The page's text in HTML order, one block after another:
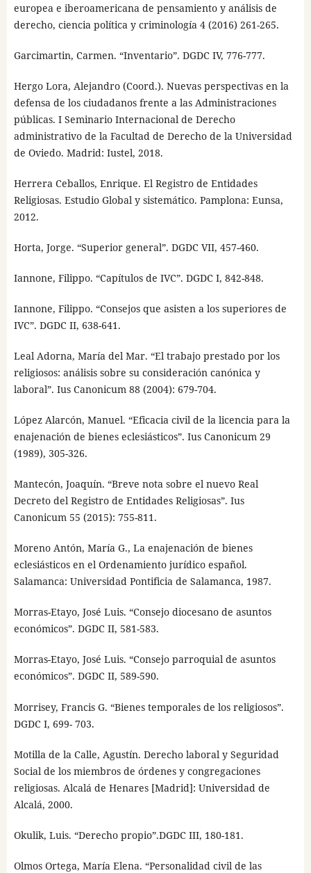
europea e iberoamericana de pensamiento y análisis de
derecho, ciencia política y criminología 4 (2016) 261-265.
Garcimartin, Carmen. “Inventario”. DGDC IV, 776-777.
Hergo Lora, Alejandro (Coord.). Nuevas perspectivas en la
defensa de los ciudadanos frente a las Administraciones
públicas. I Seminario Internacional de Derecho
administrativo de la Facultad de Derecho de la Universidad
de Oviedo. Madrid: Iustel, 2018.
Herrera Ceballos, Enrique. El Registro de Entidades
Religiosas. Estudio Global y sistemático. Pamplona: Eunsa,
2012.
Horta, Jorge. “Superior general”. DGDC VII, 457-460.
Iannone, Filippo. “Capítulos de IVC”. DGDC I, 842-848.
Iannone, Filippo. “Consejos que asisten a los superiores de
IVC”. DGDC II, 638-641.
Leal Adorna, María del Mar. “El trabajo prestado por los
religiosos: análisis sobre su consideración canónica y
laboral”. Ius Canonicum 88 (2004): 679-704.
López Alarcón, Manuel. “Eficacia civil de la licencia para la
enajenación de bienes eclesiásticos”. Ius Canonicum 29
(1989), 305-326.
Mantecón, Joaquín. “Breve nota sobre el nuevo Real
Decreto del Registro de Entidades Religiosas”. Ius
Canonicum 55 (2015): 755-811.
Moreno Antón, María G., La enajenación de bienes
eclesiásticos en el Ordenamiento jurídico español.
Salamanca: Universidad Pontificia de Salamanca, 1987.
Morras-Etayo, José Luis. “Consejo diocesano de asuntos
económicos”. DGDC II, 581-583.
Morras-Etayo, José Luis. “Consejo parroquial de asuntos
económicos”. DGDC II, 589-590.
Morrisey, Francis G. “Bienes temporales de los religiosos”.
DGDC I, 699- 703.
Motilla de la Calle, Agustín. Derecho laboral y Seguridad
Social de los miembros de órdenes y congregaciones
religiosas. Alcalá de Henares [Madrid]: Universidad de
Alcalá, 2000.
Okulik, Luis. “Derecho propio”.DGDC III, 180-181.
Olmos Ortega, María Elena. “Personalidad civil de las